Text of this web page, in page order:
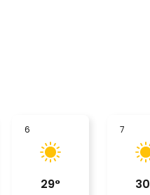
6
29°
7
30